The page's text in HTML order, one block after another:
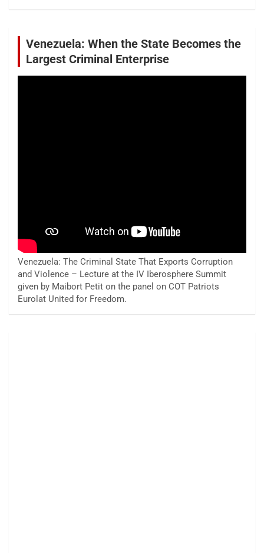
Venezuela: When the State Becomes the
Largest Criminal Enterprise
Venezuela: The Criminal State That Exports Corruption
and Violence – Lecture at the IV Iberosphere Summit
given by Maibort Petit on the panel on COT Patriots
Eurolat United for Freedom.